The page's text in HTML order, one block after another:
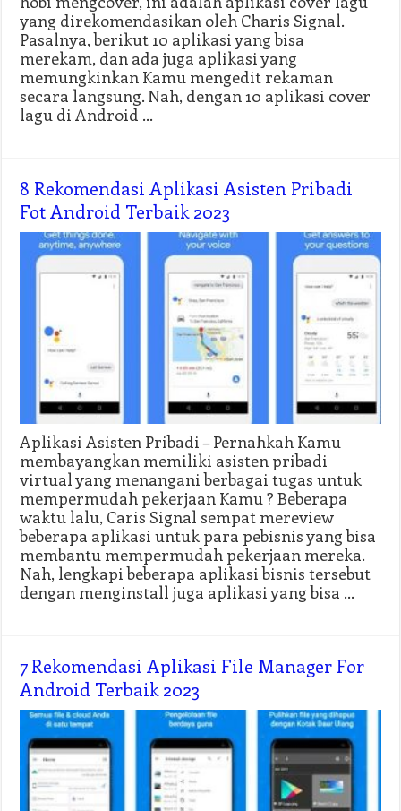
yang direkomendasikan oleh Charis Signal.
Pasalnya, berikut 10 aplikasi yang bisa
merekam, dan ada juga aplikasi yang
memungkinkan Kamu mengedit rekaman
secara langsung. Nah, dengan 10 aplikasi cover
lagu di Android …
8 Rekomendasi Aplikasi Asisten Pribadi
Fot Android Terbaik 2023
Aplikasi Asisten Pribadi – Pernahkah Kamu
membayangkan memiliki asisten pribadi
virtual yang menangani berbagai tugas untuk
mempermudah pekerjaan Kamu ? Beberapa
waktu lalu, Caris Signal sempat mereview
beberapa aplikasi untuk para pebisnis yang bisa
membantu mempermudah pekerjaan mereka.
Nah, lengkapi beberapa aplikasi bisnis tersebut
dengan menginstall juga aplikasi yang bisa …
7 Rekomendasi Aplikasi File Manager For
Android Terbaik 2023